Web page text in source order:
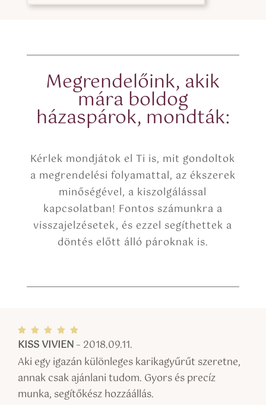
e
o
o
*
Megrendelőink, akik
mára boldog
házaspárok, mondták:
Kérlek mondjátok el Ti is, mit gondoltok
a megrendelési folyamattal, az ékszerek
minőségével, a kiszolgálással
kapcsolatban! Fontos számunkra a
visszajelzésetek, és ezzel segíthettek a
döntés előtt álló pároknak is.
Értékel
és:5
/ 5
KISS VIVIEN– 2018.09.11.
Aki egy igazán különleges karikagyűrűt szeretne,
annak csak ajánlani tudom. Gyors és precíz
munka, segítőkész hozzáállás.